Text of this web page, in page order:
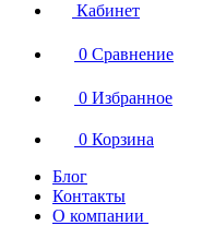
Кабинет
0 Сравнение
0 Избранное
0 Корзина
Блог
Контакты
О компании